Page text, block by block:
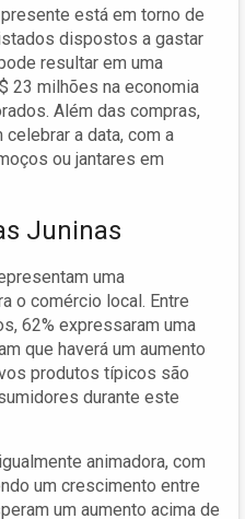
está em torno de
dispostos a gastar
resultar em uma
23 milhões na economia
Além das compras,
a data, com a
ou jantares em
Juninas
uma
o comércio local. Entre
62% expressaram uma
que haverá um aumento
produtos típicos são
durante este
animadora, com
um crescimento entre
um aumento acima de